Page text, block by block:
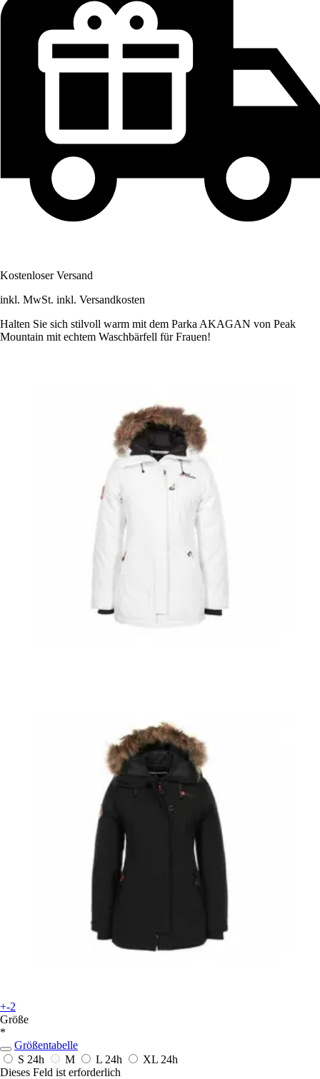
Kostenloser Versand
inkl. MwSt. inkl. Versandkosten
Halten Sie sich stilvoll warm mit dem Parka AKAGAN von Peak
Mountain mit echtem Waschbärfell für Frauen!
+-2
Größe
*
Größentabelle
S 24h M L 24h XL 24h
Dieses Feld ist erforderlich